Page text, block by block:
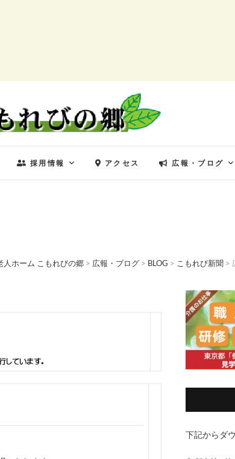
ホーム こもれびの
採用情報 アクセス 広報・ブログ
人ホーム こもれびの郷 > 広報・ブログ > BLOG > こもれび新聞 >
下記からダ